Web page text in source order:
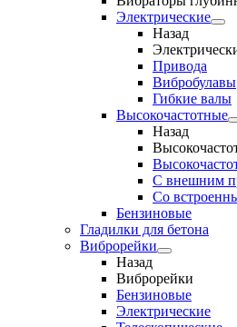
Электрические
Назад
Привода
Вибробулавы
Гибкие валы
Высокочастотные
Назад
С внешним
Cо
Бензиновые
Гладилки для бетона
Виброрейки
Назад
Виброрейки
Бензиновые
Электрические